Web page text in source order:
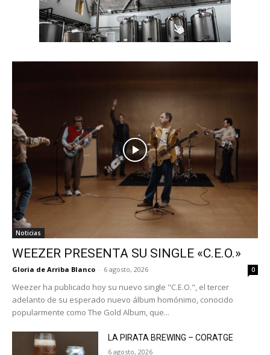
Noticias
WEEZER PRESENTA SU SINGLE «C.E.O.»
Gloria de Arriba Blanco - 6 agosto, 2026 0
Weezer ha publicado hoy su nuevo single "C.E.O.", el tercer
adelanto de su esperado nuevo álbum homónimo, conocido
popularmente como The Gold Album, que...
LA PIRATA BREWING – CORATGE
6 agosto, 2026